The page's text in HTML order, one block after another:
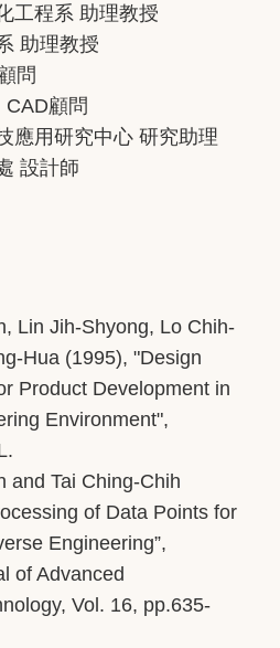
工程系 助理教授
助理教授
問
CAD顧問
應用研究中心 研究助理
設計師
Lin Jih-Shyong, Lo Chih-
Hua (1995), "Design
Product Development in
Environment",
and Tai Ching-Chih
of Data Points for
Engineering”,
of Advanced
Vol. 16, pp.635-